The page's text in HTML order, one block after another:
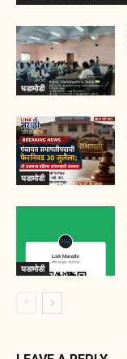
घडामोडी
घडामोडी
घडामोडी